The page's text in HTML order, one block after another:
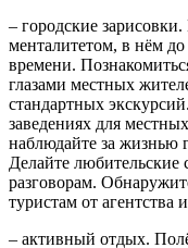
– городские
менталитетом, в нём
времени.
глазами местных
стандартных
заведениях для
наблюдайте за жизнью
Делайте
разговорам.
туристам от агентства
– активный отдых.